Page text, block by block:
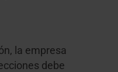
la empresa
debe